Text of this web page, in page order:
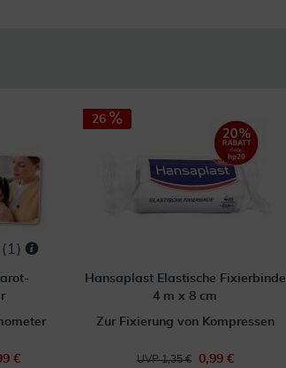
( 1 )
€
26
Hansaplast Elastische Fixierbinde
4 m x 8 cm
Zur Fixierung von Kompressen
UVP 1,35 €
0,99 €